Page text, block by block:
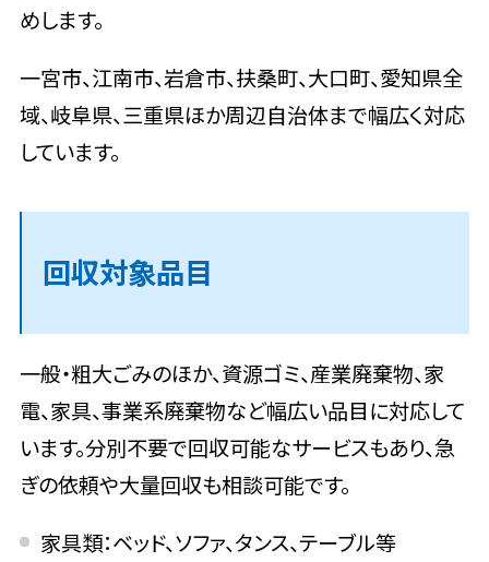
めします。
一宮市、江南市、岩倉市、扶桑町、大口町、愛知県全
域、岐阜県、三重県ほか周辺自治体まで幅広く対応
しています。
回収対象品目
一般・粗大ごみのほか、資源ゴミ、産業廃棄物、家
電、家具、事業系廃棄物など幅広い品目に対応して
います。分別不要で回収可能なサービスもあり、急
ぎの依頼や大量回収も相談可能です。
家具類：ベッド、ソファ、タンス、テーブル等